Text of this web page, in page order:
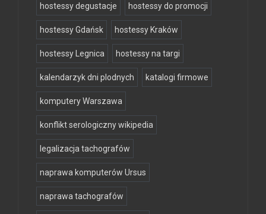
hostessy degustacje hostessy do promocji
hostessy Gdańsk hostessy Kraków
hostessy Legnica hostessy na targi
kalendarzyk dni plodnych katalogi firmowe
komputery Warszawa
konflikt serologiczny wikipedia
legalizacja tachografów
naprawa komputerów Ursus
naprawa tachografów